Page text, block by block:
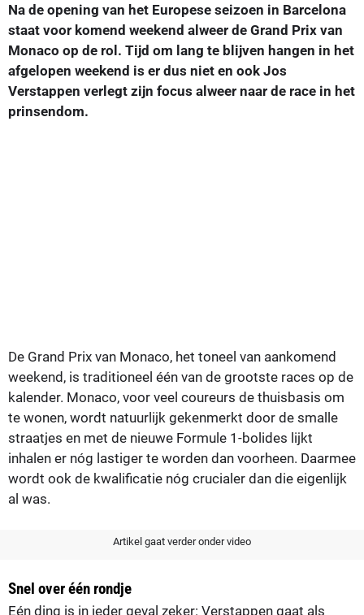
Na de opening van het Europese seizoen in Barcelona
staat voor komend weekend alweer de Grand Prix van
Monaco op de rol. Tijd om lang te blijven hangen in het
afgelopen weekend is er dus niet en ook Jos
Verstappen verlegt zijn focus alweer naar de race in het
prinsendom.
De Grand Prix van Monaco, het toneel van aankomend
weekend, is traditioneel één van de grootste races op de
kalender. Monaco, voor veel coureurs de thuisbasis om
te wonen, wordt natuurlijk gekenmerkt door de smalle
straatjes en met de nieuwe Formule 1-bolides lijkt
inhalen er nóg lastiger te worden dan voorheen. Daarmee
wordt ook de kwalificatie nóg crucialer dan die eigenlijk
al was.
Artikel gaat verder onder video
Snel over één rondje
Eén ding is in ieder geval zeker: Verstappen gaat als